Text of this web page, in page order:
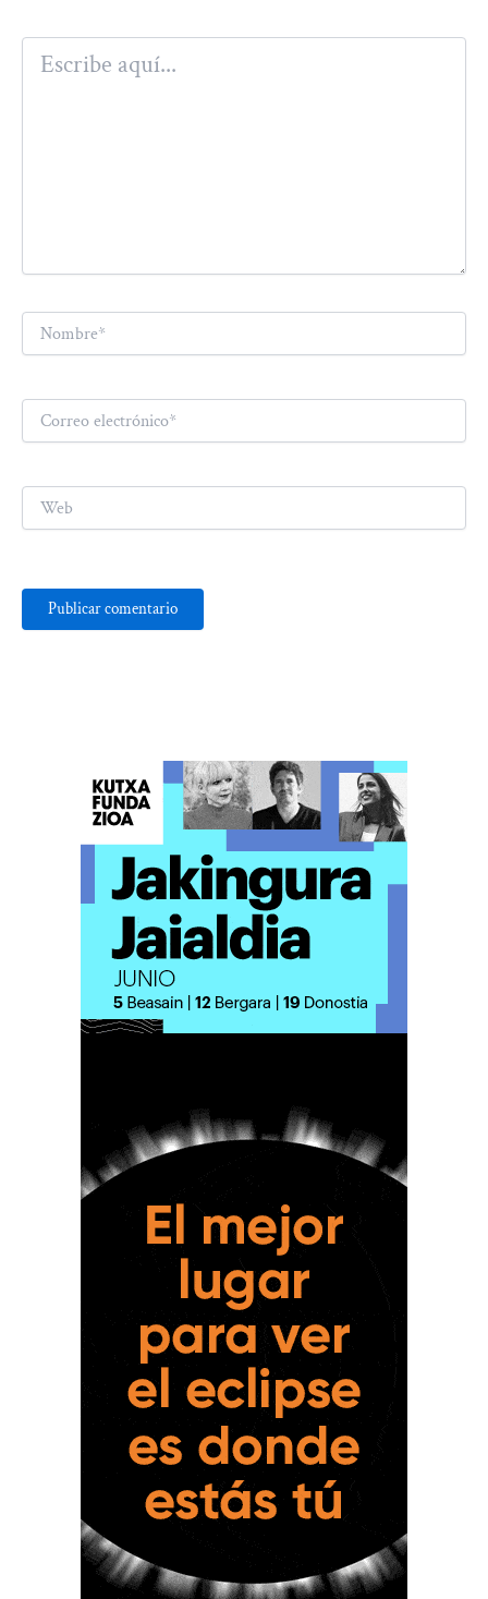
Escribe
aquí...
Correo
electrónico*
Web